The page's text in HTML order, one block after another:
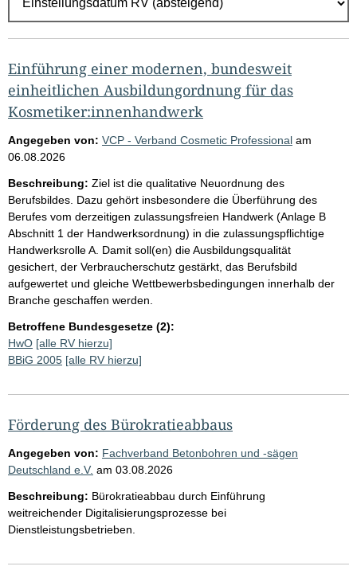
g
e
b
n
i
s
s
e
p
r
o
S
e
t
e
Einführung einer modernen, bundesweit
einheitlichen Ausbildungordnung für das
Kosmetiker:innenhandwerk
Angegeben von: VCP - Verband Cosmetic Professional am
06.08.2026
Beschreibung: Ziel ist die qualitative Neuordnung des
Berufsbildes. Dazu gehört insbesondere die Überführung des
Berufes vom derzeitigen zulassungsfreien Handwerk (Anlage B
Abschnitt 1 der Handwerksordnung) in die zulassungspflichtige
Handwerksrolle A. Damit soll(en) die Ausbildungsqualität
gesichert, der Verbraucherschutz gestärkt, das Berufsbild
aufgewertet und gleiche Wettbewerbsbedingungen innerhalb der
Branche geschaffen werden.
Betroffene Bundesgesetze (2):
HwO [alle RV hierzu]
BBiG 2005 [alle RV hierzu]
Förderung des Bürokratieabbaus
Angegeben von: Fachverband Betonbohren und -sägen
Deutschland e.V. am 03.08.2026
Beschreibung: Bürokratieabbau durch Einführung
weitreichender Digitalisierungsprozesse bei
Dienstleistungsbetrieben.